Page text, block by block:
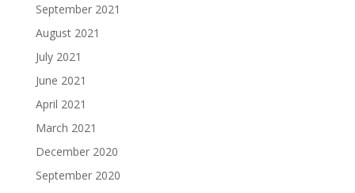
September 2021
August 2021
July 2021
June 2021
April 2021
March 2021
December 2020
September 2020